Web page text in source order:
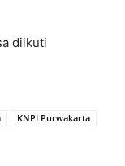
diikuti
KNPI Purwakarta